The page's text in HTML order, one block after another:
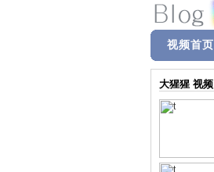
视频首页
大猩猩 视频